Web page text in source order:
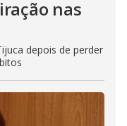
nas
depois de perder